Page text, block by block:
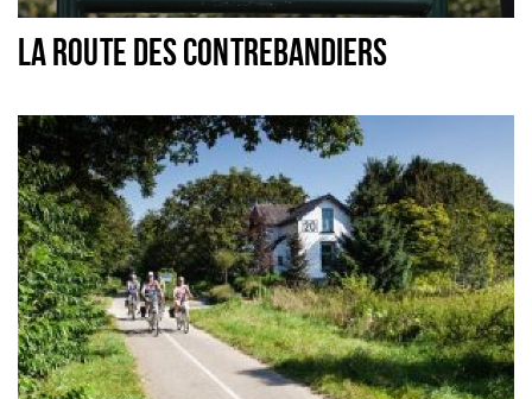
Marche et randonnées
Nature
Sign in
LA ROUTE DES CONTREBANDIERS